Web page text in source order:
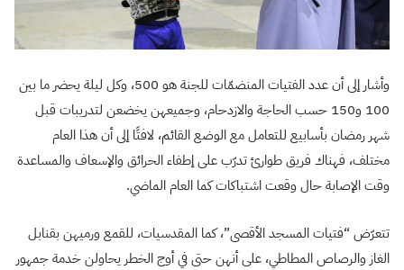
وأشار إلى أن عدد الفتيات المنضمّات للجنة هو 500، وكل ليلة يحضر ما بين
100 و150 حسب الحاجة والازدحام، وجميعهن يخضعن لتدريبات قبل
شهر رمضان بأسابيع للتعامل مع الوضع القائم، لافتًا إلى أن هذا العام
مختلف، فهناك فريق طوارئ تدرّب على إطفاء الحرائق والإسعاف والمساعدة
وقت الإصابة حال وقعت اشتباكات كما العام الماضي.
تتعرّض “فتيات المسجد الأقصى”، كما المقدسيات، للقمع ورميهن بقنابل
الغاز والرصاص المطاطي، على أنهن حتى في أوج الخطر يحاولن خدمة جمهور